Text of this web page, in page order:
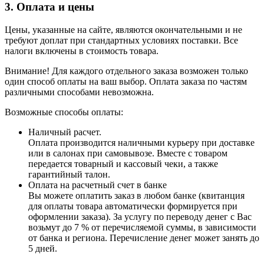
3. Оплата и цены
Цены, указанные на сайте, являются окончательными и не
требуют доплат при стандартных условиях поставки. Все
налоги включены в стоимость товара.
Внимание! Для каждого отдельного заказа возможен только
один способ оплаты на ваш выбор. Оплата заказа по частям
различными способами невозможна.
Возможные способы оплаты:
Наличный расчет.
Оплата производится наличными курьеру при доставке
или в салонах при самовывозе. Вместе с товаром
передается товарный и кассовый чеки, а также
гарантийный талон.
Оплата на расчетный счет в банке
Вы можете оплатить заказ в любом банке (квитанция
для оплаты товара автоматически формируется при
оформлении заказа). За услугу по переводу денег с Вас
возьмут до 7 % от перечисляемой суммы, в зависимости
от банка и региона. Перечисление денег может занять до
5 дней.